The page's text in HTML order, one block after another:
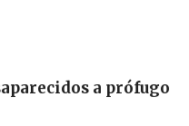
a prófugo